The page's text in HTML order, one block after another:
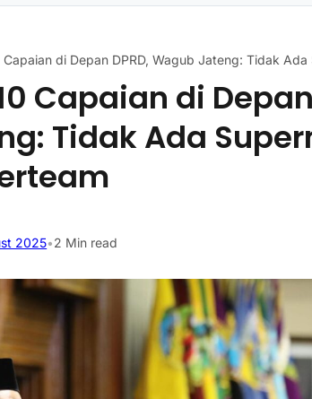
Capaian di Depan DPRD, Wagub Jateng: Tidak Ada
Capaian di Depan
Tidak Ada
2025•2 Min read